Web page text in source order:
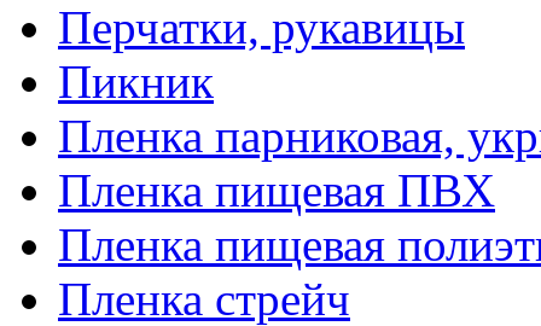
Перчатки, рукавицы
Пикник
Пленка парниковая,
Пленка пищевая ПВХ
Пленка пищевая
Пленка стрейч